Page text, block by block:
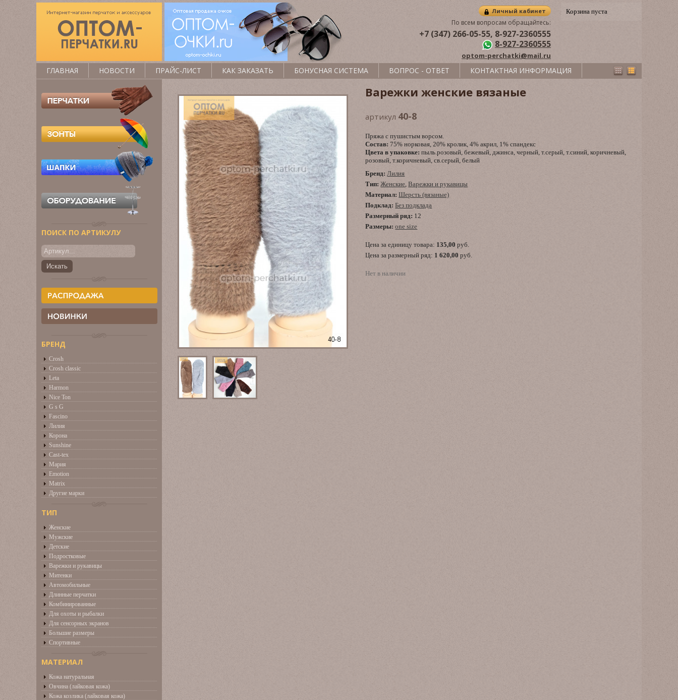
ПОИСК ПО АРТИКУЛУ
БРЕНД
Crosh
Crosh classic
Leta
Harmon
Nice Ton
G s G
Fascino
Лилия
Корона
Sunshine
Cast-tex
Мария
Emotion
Matrix
Другие марки
ТИП
Женские
Мужские
Детские
Подростковые
Варежки и рукавицы
Митенки
Автомобильные
Длинные перчатки
Комбинированные
Для охоты и рыбалки
Для сенсорных экранов
Большие размеры
Спортивные
МАТЕРИАЛ
Кожа натуральная
Овчина (лайковая кожа)
Кожа козлика (лайковая кожа)
Варежки женские вязаные
артикул 40-8
Пряжа с пушистым ворсом.
Состав: 75% норковая, 20% кролик, 4% акрил, 1% спандекс
Цвета в упаковке: пыль.розовый, бежевый, джинса, черный, т.серый, т.синий, коричневый,
розовый, т.коричневый, св.серый, белый
Бренд: Лилия
Тип: Женские,Варежки и рукавицы
Материал: Шерсть (вязаные)
Подклад: Без подклада
Размерный ряд: 12
Размеры: one size
Цена за единицу товара: 135,00 руб.
Цена за размерный ряд: 1 620,00 руб.
Нет в наличии
Корзина пуста
Личный кабинет
По всем вопросам обращайтесь:
+7 (347) 266-05-55, 8-927-2360555
8-927-2360555
optom-perchatki@mail.ru
ГЛАВНАЯ НОВОСТИ ПРАЙС-ЛИСТ КАК ЗАКАЗАТЬ БОНУСНАЯ СИСТЕМА ВОПРОС - ОТВЕТ КОНТАКТНАЯ ИНФОРМАЦИЯ